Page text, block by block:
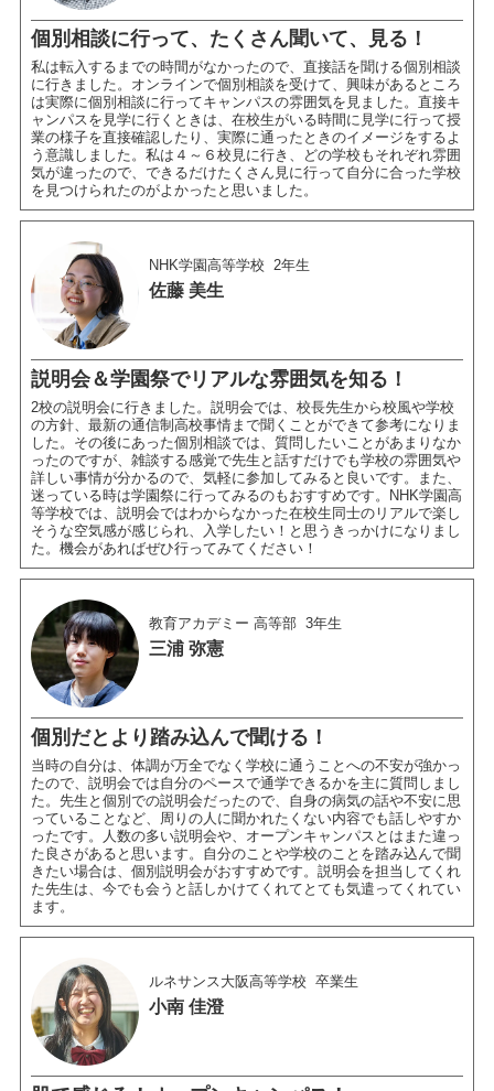
個別相談に行って、たくさん聞いて、見る！
私は転入するまでの時間がなかったので、直接話を聞ける個別相談
に行きました。オンラインで個別相談を受けて、興味があるところ
は実際に個別相談に行ってキャンパスの雰囲気を見ました。直接キ
ャンパスを見学に行くときは、在校生がいる時間に見学に行って授
業の様子を直接確認したり、実際に通ったときのイメージをするよ
う意識しました。私は４～６校見に行き、どの学校もそれぞれ雰囲
気が違ったので、できるだけたくさん見に行って自分に合った学校
を見つけられたのがよかったと思いました。
NHK学園高等学校 2年生
佐藤 美生
説明会＆学園祭でリアルな雰囲気を知る！
2校の説明会に行きました。説明会では、校長先生から校風や学校
の方針、最新の通信制高校事情まで聞くことができて参考になりま
した。その後にあった個別相談では、質問したいことがあまりなか
ったのですが、雑談する感覚で先生と話すだけでも学校の雰囲気や
詳しい事情が分かるので、気軽に参加してみると良いです。また、
迷っている時は学園祭に行ってみるのもおすすめです。NHK学園高
等学校では、説明会ではわからなかった在校生同士のリアルで楽し
そうな空気感が感じられ、入学したい！と思うきっかけになりまし
た。機会があればぜひ行ってみてください！
教育アカデミー 高等部 3年生
三浦 弥憲
個別だとより踏み込んで聞ける！
当時の自分は、体調が万全でなく学校に通うことへの不安が強かっ
たので、説明会では自分のペースで通学できるかを主に質問しまし
た。先生と個別での説明会だったので、自身の病気の話や不安に思
っていることなど、周りの人に聞かれたくない内容でも話しやすか
ったです。人数の多い説明会や、オープンキャンパスとはまた違っ
た良さがあると思います。自分のことや学校のことを踏み込んで聞
きたい場合は、個別説明会がおすすめです。説明会を担当してくれ
た先生は、今でも会うと話しかけてくれてとても気遣ってくれてい
ます。
ルネサンス大阪高等学校 卒業生
小南 佳澄